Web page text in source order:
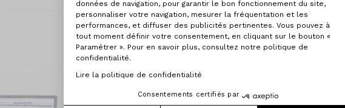
données de navigation, pour garantir le bon fonctionnement du site,
personnaliser votre navigation, mesurer la fréquentation et les
performances, et diffuser des publicités pertinentes. Vous pouvez à
tout moment définir votre consentement, en cliquant sur le bouton «
Paramétrer ». Pour en savoir plus, consultez notre politique de
confidentialité.
Lire la politique de confidentialité
Consentements certifiés par
Axeptio consent
Découvrez également